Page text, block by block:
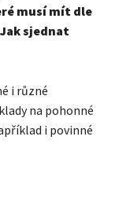
musí mít dle
sjednat
i různé
na pohonné
i povinné